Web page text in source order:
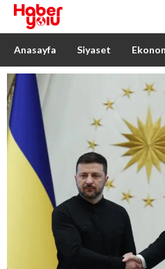
Anasayfa Siyaset